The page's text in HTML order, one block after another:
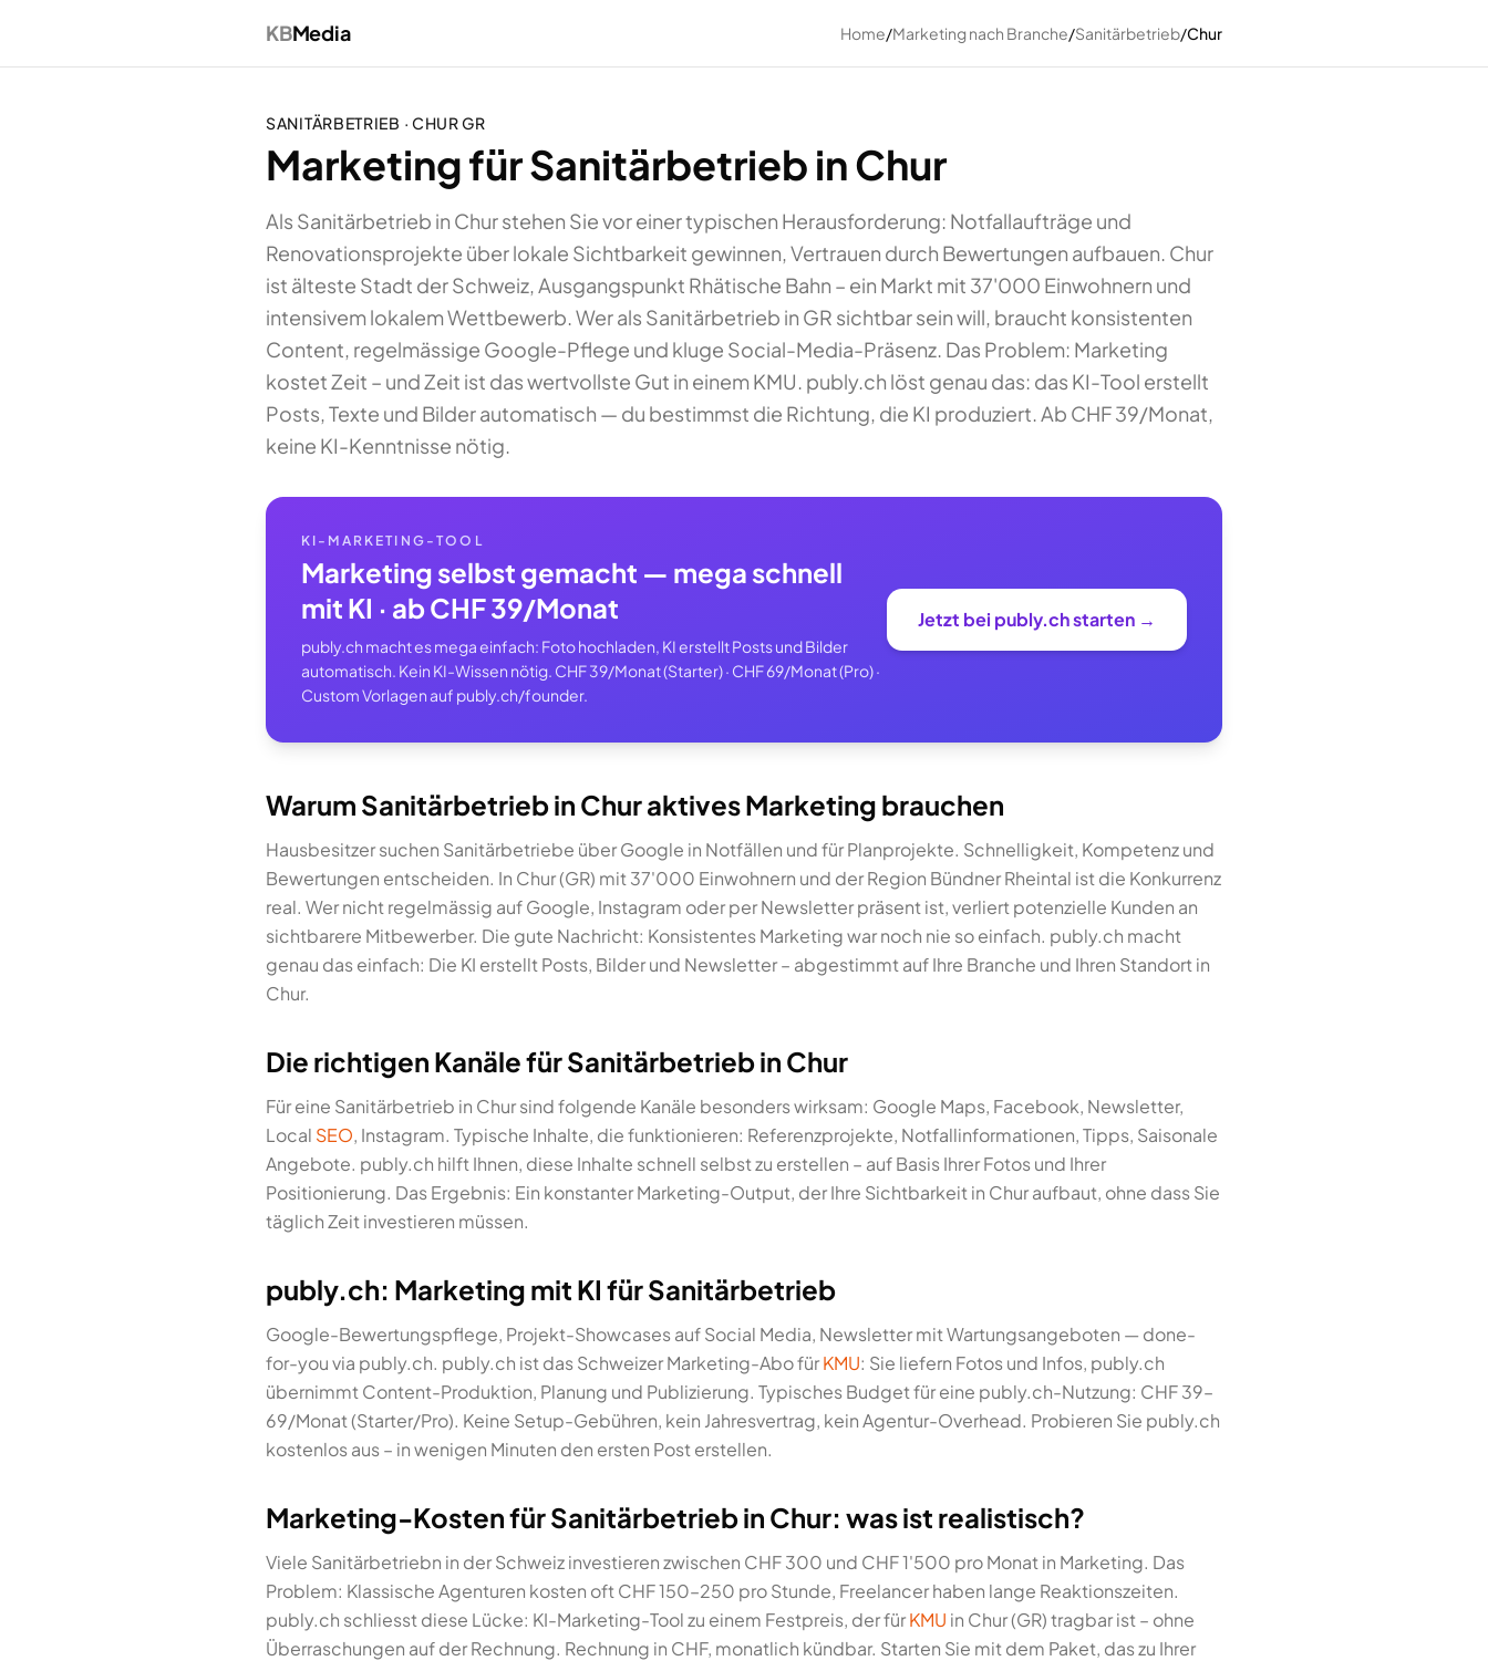
KBMedia Home/Marketing nach Branche/Sanitärbetrieb/Chur
SANITÄRBETRIEB · CHURGR
Marketing für Sanitärbetrieb in Chur
Als Sanitärbetrieb in Chur stehen Sie vor einer typischen Herausforderung: Notfallaufträge und
Renovationsprojekte über lokale Sichtbarkeit gewinnen, Vertrauen durch Bewertungen aufbauen. Chur
ist älteste Stadt der Schweiz, Ausgangspunkt Rhätische Bahn – ein Markt mit 37'000 Einwohnern und
intensivem lokalem Wettbewerb. Wer als Sanitärbetrieb in GR sichtbar sein will, braucht konsistenten
Content, regelmässige Google-Pflege und kluge Social-Media-Präsenz. Das Problem: Marketing
kostet Zeit – und Zeit ist das wertvollste Gut in einem KMU. publy.ch löst genau das: das KI-Tool erstellt
Posts, Texte und Bilder automatisch — du bestimmst die Richtung, die KI produziert. Ab CHF 39/Monat,
keine KI-Kenntnisse nötig.
KI-MARKETING-TOOL
Marketing selbst gemacht — mega schnell
mit KI · ab CHF 39/Monat
publy.ch macht es mega einfach: Foto hochladen, KI erstellt Posts und Bilder
automatisch. Kein KI-Wissen nötig. CHF 39/Monat (Starter) · CHF 69/Monat (Pro) ·
Custom Vorlagen auf publy.ch/founder.
Jetzt bei publy.ch starten →
Warum Sanitärbetrieb in Chur aktives Marketing brauchen
Hausbesitzer suchen Sanitärbetriebe über Google in Notfällen und für Planprojekte. Schnelligkeit, Kompetenz und
Bewertungen entscheiden. In Chur (GR) mit 37'000 Einwohnern und der Region Bündner Rheintal ist die Konkurrenz
real. Wer nicht regelmässig auf Google, Instagram oder per Newsletter präsent ist, verliert potenzielle Kunden an
sichtbarere Mitbewerber. Die gute Nachricht: Konsistentes Marketing war noch nie so einfach. publy.ch macht
genau das einfach: Die KI erstellt Posts, Bilder und Newsletter – abgestimmt auf Ihre Branche und Ihren Standort in
Chur.
Die richtigen Kanäle für Sanitärbetrieb in Chur
Für eine Sanitärbetrieb in Chur sind folgende Kanäle besonders wirksam: Google Maps, Facebook, Newsletter,
Local SEO, Instagram. Typische Inhalte, die funktionieren: Referenzprojekte, Notfallinformationen, Tipps, Saisonale
Angebote. publy.ch hilft Ihnen, diese Inhalte schnell selbst zu erstellen – auf Basis Ihrer Fotos und Ihrer
Positionierung. Das Ergebnis: Ein konstanter Marketing-Output, der Ihre Sichtbarkeit in Chur aufbaut, ohne dass Sie
täglich Zeit investieren müssen.
publy.ch: Marketing mit KI für Sanitärbetrieb
Google-Bewertungspflege, Projekt-Showcases auf Social Media, Newsletter mit Wartungsangeboten — done-
for-you via publy.ch. publy.ch ist das Schweizer Marketing-Abo fürKMU: Sie liefern Fotos und Infos, publy.ch
übernimmt Content-Produktion, Planung und Publizierung. Typisches Budget für eine publy.ch-Nutzung: CHF 39–
69/Monat (Starter/Pro). Keine Setup-Gebühren, kein Jahresvertrag, kein Agentur-Overhead. Probieren Sie publy.ch
kostenlos aus – in wenigen Minuten den ersten Post erstellen.
Marketing-Kosten für Sanitärbetrieb in Chur: was ist realistisch?
Viele Sanitärbetriebn in der Schweiz investieren zwischen CHF 300 und CHF 1'500 pro Monat in Marketing. Das
Problem: Klassische Agenturen kosten oft CHF 150–250 pro Stunde, Freelancer haben lange Reaktionszeiten.
publy.ch schliesst diese Lücke: KI-Marketing-Tool zu einem Festpreis, der fürKMU in Chur (GR) tragbar ist – ohne
Überraschungen auf der Rechnung. Rechnung in CHF, monatlich kündbar. Starten Sie mit dem Paket, das zu Ihrer